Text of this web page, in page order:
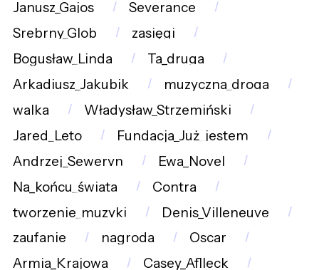
Janusz_Gajos
Severance
Srebrny_Glob
zasięgi
Bogusław_Linda
Ta_druga
Arkadiusz_Jakubik
muzyczna_droga
walka
Władysław_Strzemiński
Jared_Leto
Fundacja_Już_jestem
Andrzej_Seweryn
Ewa_Novel
Na_końcu_świata
Contra
tworzenie_muzyki
Denis_Villeneuve
zaufanie
nagroda
Oscar
Armia_Krajowa
Casey_Aflleck